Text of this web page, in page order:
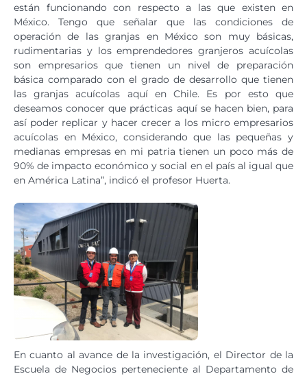
están funcionando con respecto a las que existen en
México. Tengo que señalar que las condiciones de
operación de las granjas en México son muy básicas,
rudimentarias y los emprendedores granjeros acuícolas
son empresarios que tienen un nivel de preparación
básica comparado con el grado de desarrollo que tienen
las granjas acuícolas aquí en Chile. Es por esto que
deseamos conocer que prácticas aquí se hacen bien, para
así poder replicar y hacer crecer a los micro empresarios
acuícolas en México, considerando que las pequeñas y
medianas empresas en mi patria tienen un poco más de
90% de impacto económico y social en el país al igual que
en América Latina”, indicó el profesor Huerta.
En cuanto al avance de la investigación, el Director de la
Escuela de Negocios perteneciente al Departamento de